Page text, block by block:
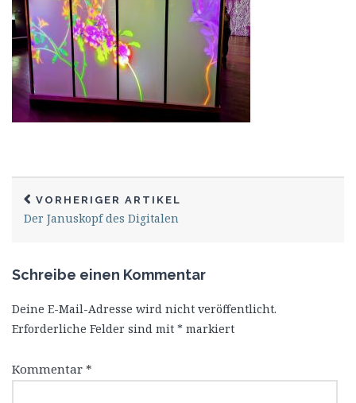
VORHERIGER ARTIKEL
Der Januskopf des Digitalen
Schreibe einen Kommentar
Deine E-Mail-Adresse wird nicht veröffentlicht.
Erforderliche Felder sind mit * markiert
Kommentar *